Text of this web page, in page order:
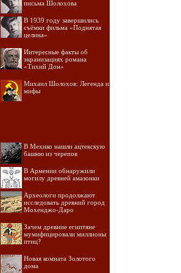
письма Шолохова
В 1939 году завершились
съёмки фильма «Поднятая
целина»
Интересные факты об
экранизациях романа
«Тихий Дон»
Михаил Шолохов: Легенда и
мифы
В Мехико нашли ацтекскую
башню из черепов
В Армении обнаружили
могилу древней амазонки
Археологи продолжают
исследовать древний город
Мохенджо-Даро
Зачем древние египтяне
мумифицировали миллионы
птиц?
Новая комната Золотого
дома